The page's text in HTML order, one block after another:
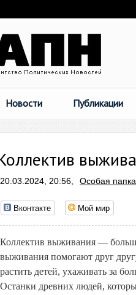
Новости Публикации
20.03.2024, 20:56, Особая папка
Вконтакте Мой мир
Коллектив выживания —
выживания помогают друг
растить детей, ухаживать за
Останки древних людей,